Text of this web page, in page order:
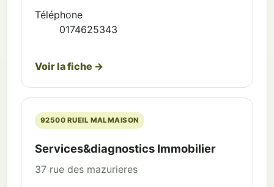
Téléphone
0174625343
Voir la fiche →
92500 RUEIL MALMAISON
Services&diagnostics Immobilier
37 rue des mazurieres